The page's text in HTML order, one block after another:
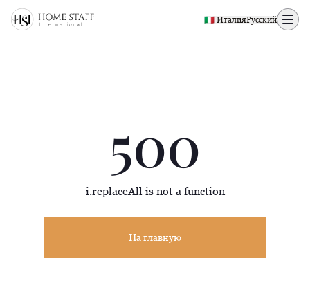
500 page
🇮🇹 ИталияРусский
500
i.replaceAll is not a function
На главную